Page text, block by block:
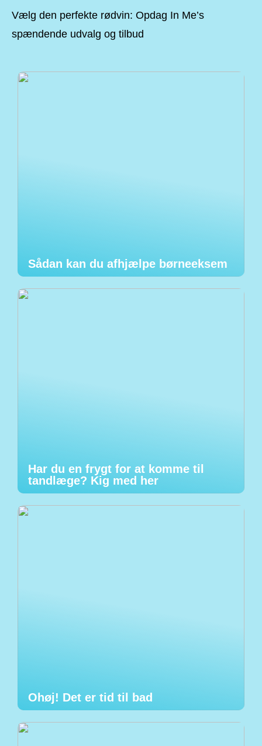
Vælg den perfekte rødvin: Opdag In Me’s
spændende udvalg og tilbud
Sådan kan du afhjælpe børneeksem
Har du en frygt for at komme til
tandlæge? Kig med her
Ohøj! Det er tid til bad